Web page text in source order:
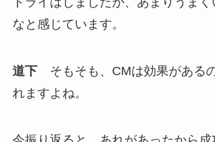
なと感じています。
道下そもそも、CMは効果がある
れますよね。